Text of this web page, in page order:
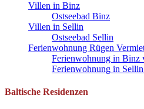
Villen in Binz
Ostseebad Binz
Villen in Sellin
Ostseebad Sellin
Ferienwohnung Rügen
Ferienwohnung in Binz
Ferienwohnung in Sellin
Baltische Residenzen